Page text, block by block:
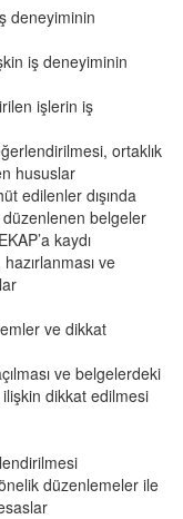
deneyiminin
iş deneyiminin
işlerin iş
ortaklık
hususlar
edilenler dışında
düzenlenen belgeler
kaydı
ve
ve dikkat
ve belgelerdeki
dikkat edilmesi
düzenlemeler ile